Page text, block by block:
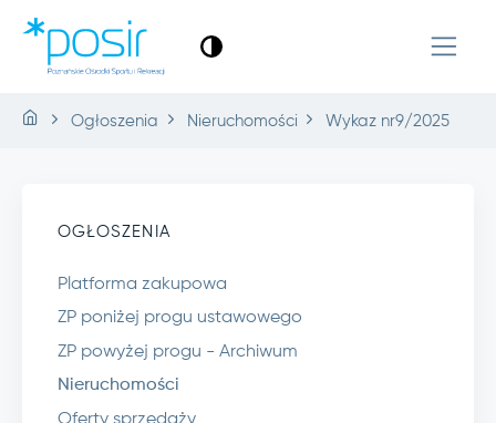
Ogłoszenia Nieruchomości Wykaz nr9/2025
OGŁOSZENIA
Platforma zakupowa
ZP poniżej progu ustawowego
ZP powyżej progu - Archiwum
Nieruchomości